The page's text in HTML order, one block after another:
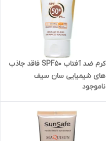
کرم ضد آفتاب SPF50 فاقد جاذب
های شیمیایی سان سیف
ناموجود